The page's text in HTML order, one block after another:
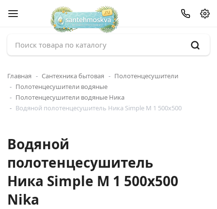
Главная Сантехника бытовая
Полотенцесушители
Полотенцесушители водяные
Полотенцесушители водяные Ника
Водяной полотенцесушитель Ника Simple М 1 500x500
Водяной
полотенцесушитель
Ника Simple М 1 500x500
Nika